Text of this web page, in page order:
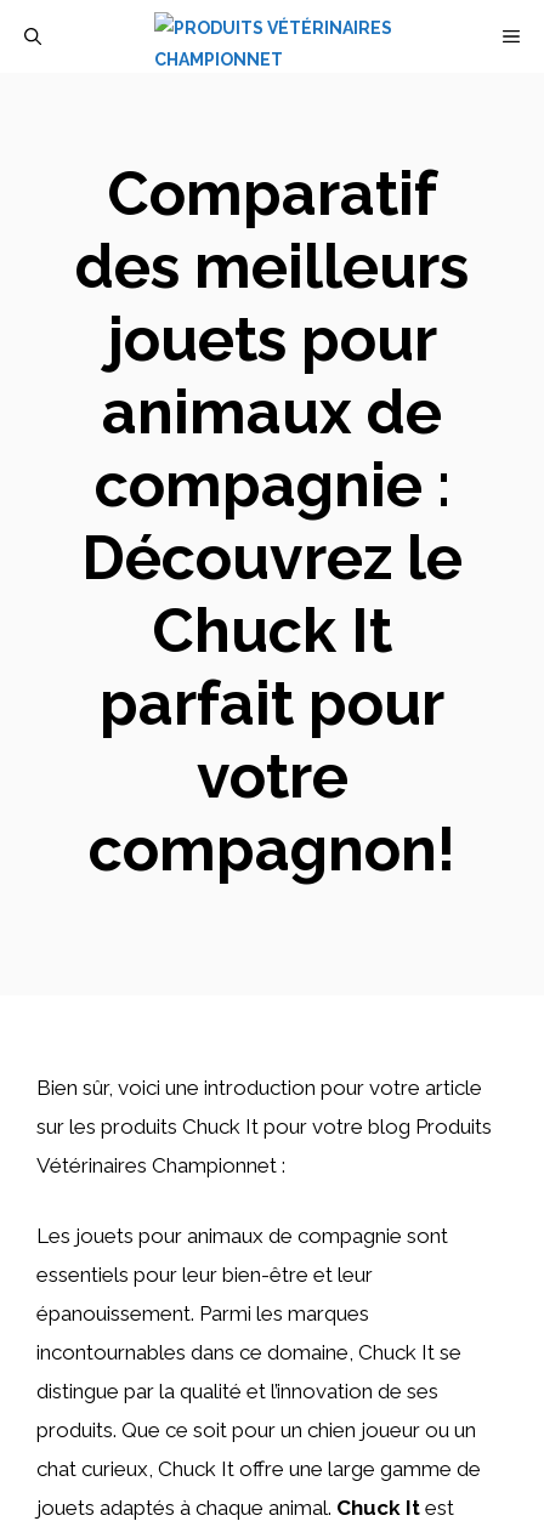
Comparatif
des meilleurs
jouets pour
animaux de
compagnie :
Découvrez le
Chuck It
parfait pour
votre
compagnon!
Bien sûr, voici une introduction pour votre article
sur les produits Chuck It pour votre blog Produits
Vétérinaires Championnet :
Les jouets pour animaux de compagnie sont
essentiels pour leur bien-être et leur
épanouissement. Parmi les marques
incontournables dans ce domaine, Chuck It se
distingue par la qualité et l’innovation de ses
produits. Que ce soit pour un chien joueur ou un
chat curieux, Chuck It offre une large gamme de
jouets adaptés à chaque animal. Chuck It est